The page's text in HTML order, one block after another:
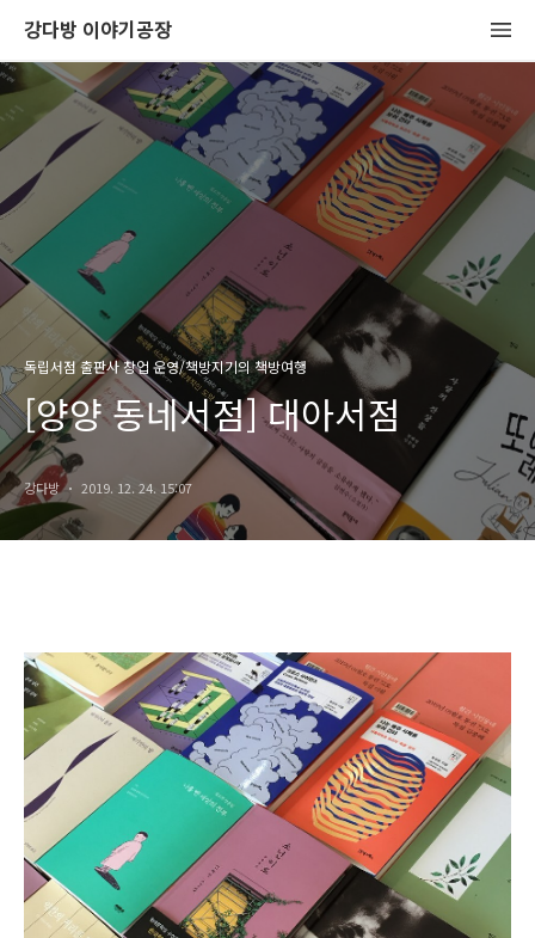
강다방 이야기공장
독립서점 출판사 창업 운영/책방지기의 책방여행
[양양 동네서점] 대아서점
강다방 2019. 12. 24. 15:07